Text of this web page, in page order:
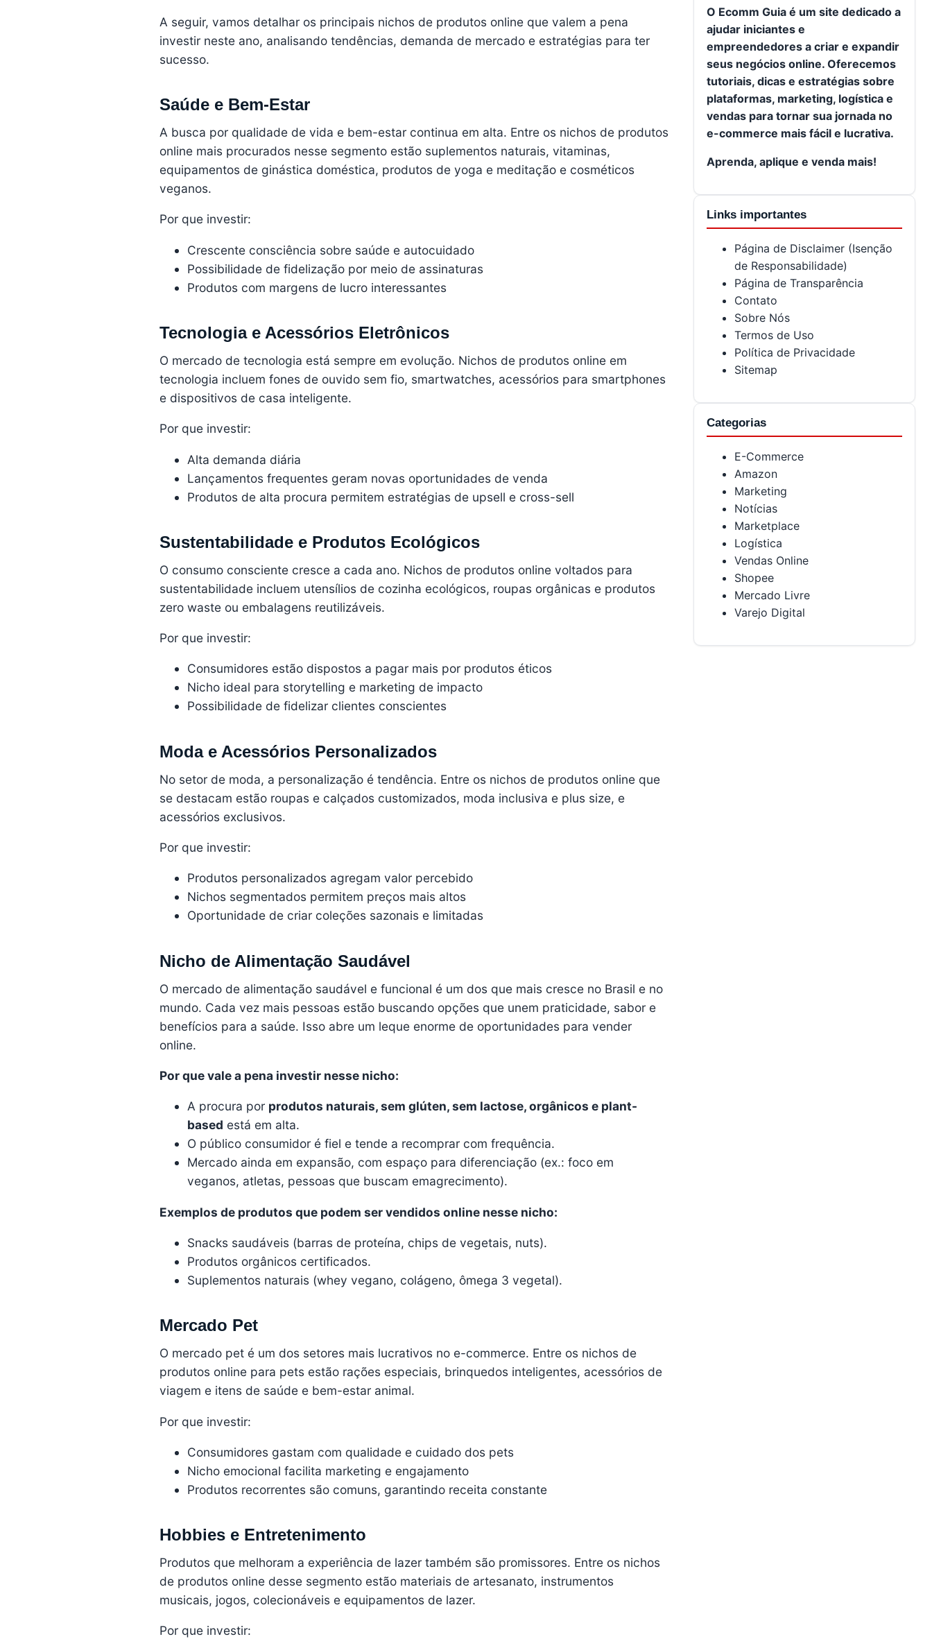
A seguir, vamos detalhar os principais nichos de produtos online que valem a pena
investir neste ano, analisando tendências, demanda de mercado e estratégias para ter
sucesso.
Saúde e Bem-Estar
A busca por qualidade de vida e bem-estar continua em alta. Entre os nichos de produtos
online mais procurados nesse segmento estão suplementos naturais, vitaminas,
equipamentos de ginástica doméstica, produtos de yoga e meditação e cosméticos
veganos.
Por que investir:
Crescente consciência sobre saúde e autocuidado
Possibilidade de fidelização por meio de assinaturas
Produtos com margens de lucro interessantes
Tecnologia e Acessórios Eletrônicos
O mercado de tecnologia está sempre em evolução. Nichos de produtos online em
tecnologia incluem fones de ouvido sem fio, smartwatches, acessórios para smartphones
e dispositivos de casa inteligente.
Por que investir:
Alta demanda diária
Lançamentos frequentes geram novas oportunidades de venda
Produtos de alta procura permitem estratégias de upsell e cross-sell
Sustentabilidade e Produtos Ecológicos
O consumo consciente cresce a cada ano. Nichos de produtos online voltados para
sustentabilidade incluem utensílios de cozinha ecológicos, roupas orgânicas e produtos
zero waste ou embalagens reutilizáveis.
Por que investir:
Consumidores estão dispostos a pagar mais por produtos éticos
Nicho ideal para storytelling e marketing de impacto
Possibilidade de fidelizar clientes conscientes
Moda e Acessórios Personalizados
No setor de moda, a personalização é tendência. Entre os nichos de produtos online que
se destacam estão roupas e calçados customizados, moda inclusiva e plus size, e
acessórios exclusivos.
Por que investir:
Produtos personalizados agregam valor percebido
Nichos segmentados permitem preços mais altos
Oportunidade de criar coleções sazonais e limitadas
Nicho de Alimentação Saudável
O mercado de alimentação saudável e funcional é um dos que mais cresce no Brasil e no
mundo. Cada vez mais pessoas estão buscando opções que unem praticidade, sabor e
benefícios para a saúde. Isso abre um leque enorme de oportunidades para vender
online.
Por que vale a pena investir nesse nicho:
A procura por produtos naturais, sem glúten, sem lactose, orgânicos e plant-
based está em alta.
O público consumidor é fiel e tende a recomprar com frequência.
Mercado ainda em expansão, com espaço para diferenciação (ex.: foco em
veganos, atletas, pessoas que buscam emagrecimento).
Exemplos de produtos que podem ser vendidos online nesse nicho:
Snacks saudáveis (barras de proteína, chips de vegetais, nuts).
Produtos orgânicos certificados.
Suplementos naturais (whey vegano, colágeno, ômega 3 vegetal).
Mercado Pet
O mercado pet é um dos setores mais lucrativos no e-commerce. Entre os nichos de
produtos online para pets estão rações especiais, brinquedos inteligentes, acessórios de
viagem e itens de saúde e bem-estar animal.
Por que investir:
Consumidores gastam com qualidade e cuidado dos pets
Nicho emocional facilita marketing e engajamento
Produtos recorrentes são comuns, garantindo receita constante
Hobbies e Entretenimento
Produtos que melhoram a experiência de lazer também são promissores. Entre os nichos
de produtos online desse segmento estão materiais de artesanato, instrumentos
musicais, jogos, colecionáveis e equipamentos de lazer.
Por que investir:
O Ecomm Guia é um site dedicado a
ajudar iniciantes e
empreendedores a criar e expandir
seus negócios online. Oferecemos
tutoriais, dicas e estratégias sobre
plataformas, marketing, logística e
vendas para tornar sua jornada no
e-commerce mais fácil e lucrativa.
Aprenda, aplique e venda mais!
Links importantes
Página de Disclaimer (Isenção
de Responsabilidade)
Página de Transparência
Contato
Sobre Nós
Termos de Uso
Política de Privacidade
Sitemap
Categorias
E-Commerce
Amazon
Marketing
Notícias
Marketplace
Logística
Vendas Online
Shopee
Mercado Livre
Varejo Digital